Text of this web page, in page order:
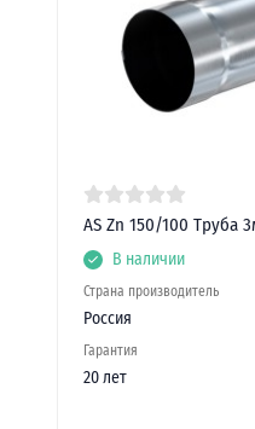
AS Zn 150/100 Труба
В наличии
Страна производитель
Россия
Гарантия
20 лет